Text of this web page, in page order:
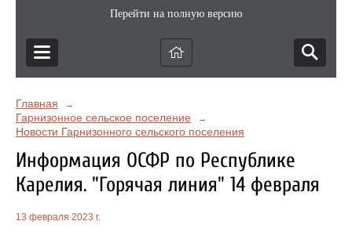
Перейти на полную версию
Главная →
Гарнизонное сельское поселение →
Новости Гарнизонного сельского поселения
Информация ОСФР по Республике
Карелия. "Горячая линия" 14 февраля
13 февраля 2023 г.